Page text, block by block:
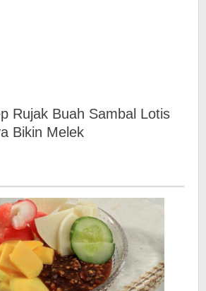
Rujak Buah Sambal Lotis
Bikin Melek